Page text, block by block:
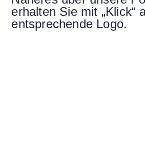
erhalten Sie mit „Klick“
entsprechende Logo.